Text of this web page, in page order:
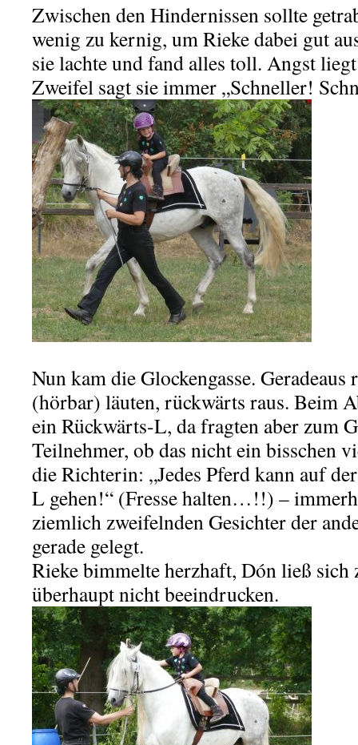
Zwischen den Hindernissen sollte
wenig zu kernig, um Rieke dabei gut
sie lachte und fand alles toll. Angst
Zweifel sagt sie immer „Schneller!
Nun kam die Glockengasse. Geradeaus
(hörbar) läuten, rückwärts raus. Beim
ein Rückwärts-L, da fragten aber zum
Teilnehmer, ob das nicht ein bisschen
die Richterin: „Jedes Pferd kann auf
L gehen!“ (Fresse halten…!!) –
ziemlich zweifelnden Gesichter der
gerade gelegt.
Rieke bimmelte herzhaft, Dón ließ sich
überhaupt nicht beeindrucken.